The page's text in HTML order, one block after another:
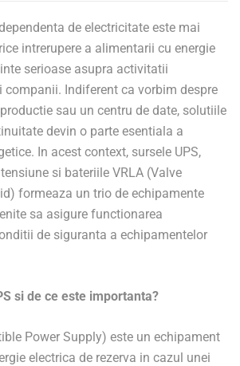
de electricitate este mai
intrerupere a alimentarii cu energie
serioase asupra activitatii
companii. Indiferent ca vorbim despre
sau un centru de date, solutiile
devin o parte esentiala a
In acest context, sursele UPS,
si bateriile VRLA (Valve
formeaza un trio de echipamente
sa asigure functionarea
de siguranta a echipamentelor
si de ce este importanta?
Power Supply) este un echipament
electrica de rezerva in cazul unei